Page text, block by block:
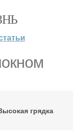
грядка